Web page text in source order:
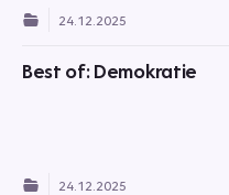
24.12.2025
Best of: Demokratie
24.12.2025